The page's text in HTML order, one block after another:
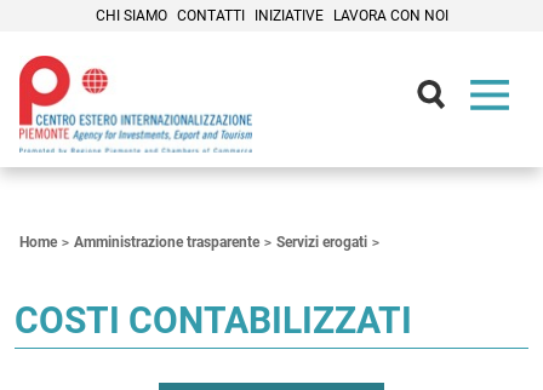
CHI SIAMO CONTATTI INIZIATIVE LAVORA CON NOI
Home Amministrazione trasparente Servizi erogati
COSTI CONTABILIZZATI